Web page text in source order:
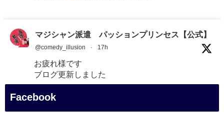
マジシャン派遣 パッションプリンセス【公式】
@comedy_illusion · 17h
お疲れ様です
ブログ更新しました
「マジシャン和歌山旅 白浜町・白良湯」
Facebook